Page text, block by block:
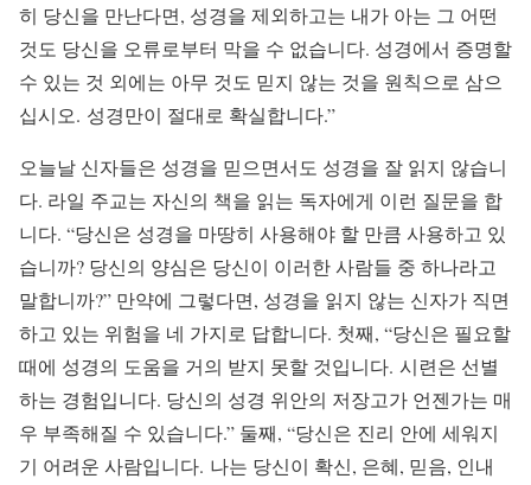
히 당신을 만난다면, 성경을 제외하고는 내가 아는 그 어떤
것도 당신을 오류로부터 막을 수 없습니다. 성경에서 증명할
수 있는 것 외에는 아무 것도 믿지 않는 것을 원칙으로 삼으
십시오. 성경만이 절대로 확실합니다.”
오늘날 신자들은 성경을 믿으면서도 성경을 잘 읽지 않습니
다. 라일 주교는 자신의 책을 읽는 독자에게 이런 질문을 합
니다. “당신은 성경을 마땅히 사용해야 할 만큼 사용하고 있
습니까? 당신의 양심은 당신이 이러한 사람들 중 하나라고
말합니까?” 만약에 그렇다면, 성경을 읽지 않는 신자가 직면
하고 있는 위험을 네 가지로 답합니다. 첫째, “당신은 필요할
때에 성경의 도움을 거의 받지 못할 것입니다. 시련은 선별
하는 경험입니다. 당신의 성경 위안의 저장고가 언젠가는 매
우 부족해질 수 있습니다.” 둘째, “당신은 진리 안에 세워지
기 어려운 사람입니다. 나는 당신이 확신, 은혜, 믿음, 인내